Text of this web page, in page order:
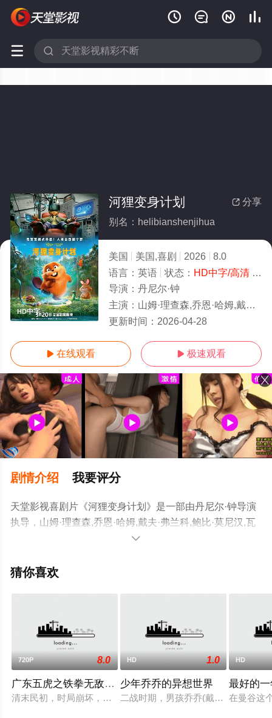
   
 
HD中字
 分享
河狸变身计划
别名：helibianshenjihua
美国 美国,喜剧 2026
8.0
语言： 英语 状态： HD中字/高清- 免费在线观看
导演： 丹尼尔·钟
主演： 山姆·理查森,乔恩·哈姆,戴夫·弗兰科,鲍比·莫尼汉,瓦妮莎·贝尔,梅丽尔·斯
更新时间： 2026-04-28
 在线观看  极速观看
剧情介绍 我要评分
天堂影视喜剧片《河狸变身计划》是一部由丹尼尔·钟导演
执导，山姆·理查森,乔恩·哈姆,戴夫·弗兰科,鲍比·莫尼汉,瓦
妮莎·贝尔,梅丽尔·斯特里普,佩珀·柯达,凯茜·纳基麦,小伊塞
弗兰科,史蒂夫·波赛尔,艾戈·乌迪姆等演员精彩演绎的美国

猜你喜欢
720P 8.0
广东五虎之铁拳无敌孙中山(粤)
清末民初，时局崩坏，孙中山等革命者为推翻清廷统治，四处
HD 1.0
少年乔乔的异想世界
二战时期，男孩乔乔(戴维斯)和母亲(
HD
最好的
在曼谷这